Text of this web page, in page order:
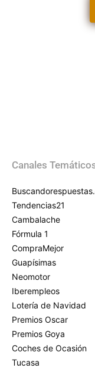
Canales
Tendencias21
Cambalache
Fórmula 1
CompraMejor
Guapísimas
Neomotor
Iberempleos
Lotería de Navidad
Premios Oscar
Premios Goya
Coches de Ocasión
Tucasa